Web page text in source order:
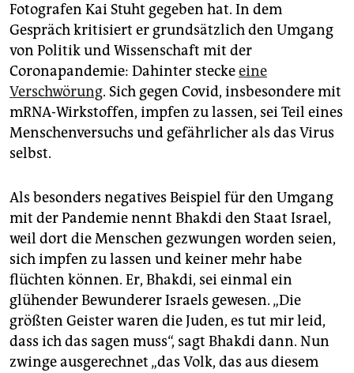
Fotografen Kai Stuht gegeben hat. In dem
Gespräch kritisiert er grundsätzlich den Umgang
von Politik und Wissenschaft mit der
Coronapandemie: Dahinter steckeeine
Verschwörung. Sich gegen Covid, insbesondere mit
mRNA-Wirkstoffen, impfen zu lassen, sei Teil eines
Menschenversuchs und gefährlicher als das Virus
selbst.
Als besonders negatives Beispiel für den Umgang
mit der Pandemie nennt Bhakdi den Staat Israel,
weil dort die Menschen gezwungen worden seien,
sich impfen zu lassen und keiner mehr habe
flüchten können. Er, Bhakdi, sei einmal ein
glühender Bewunderer Israels gewesen. „Die
größten Geister waren die Juden, es tut mir leid,
dass ich das sagen muss“, sagt Bhakdi dann. Nun
zwinge ausgerechnet „das Volk, das aus diesem